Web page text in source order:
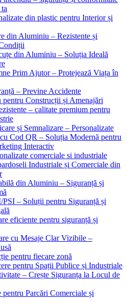
din plastic pentru Interior și
din Aluminiu – Rezistente și
din Aluminiu – Soluția Ideală
Prim Ajutor – Protejează Viața în
– Previne Accidente
Construcții și Amenajări
– calitate premium pentru
și Semnalizare – Personalizate
Cod QR – Soluția Modernă pentru
Interactiv
comerciale si industriale
Industriale și Comerciale din
din Aluminiu – Siguranță și
PSI – Soluții pentru Siguranță și
eficiente pentru siguranță și
cu Mesaje Clar Vizibile –
pentru fiecare zonă
pentru Spații Publice și Industriale
– Crește Siguranța la Locul de
pentru Parcări Comerciale și